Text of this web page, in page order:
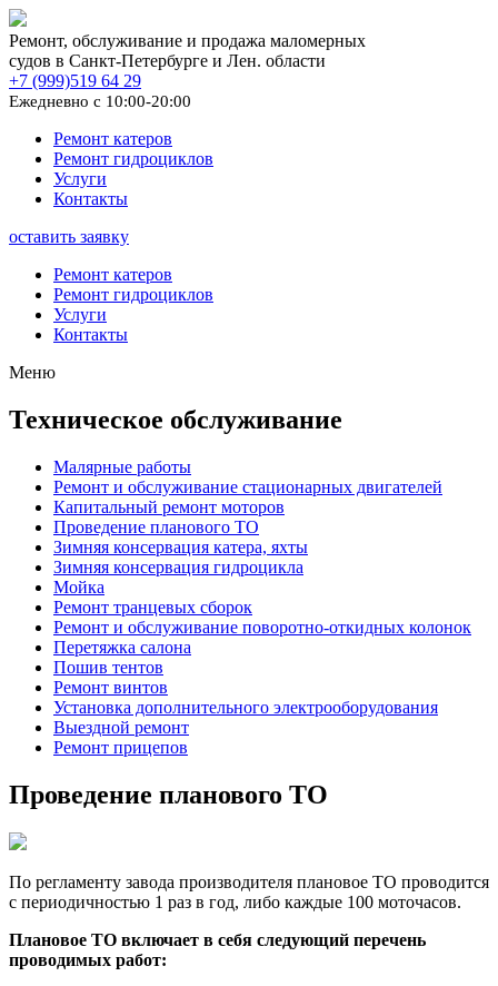
Ремонт, обслуживание и продажа маломерных
судов в Санкт-Петербурге и Лен. области
+7 (999)519 64 29
Ежедневно с 10:00-20:00
Ремонт катеров
Ремонт гидроциклов
Услуги
Контакты
оставить заявку
Ремонт катеров
Ремонт гидроциклов
Услуги
Контакты
Меню
Техническое обслуживание
Малярные работы
Ремонт и обслуживание стационарных двигателей
Капитальный ремонт моторов
Проведение планового ТО
Зимняя консервация катера, яхты
Зимняя консервация гидроцикла
Мойка
Ремонт транцевых сборок
Ремонт и обслуживание поворотно-откидных колонок
Перетяжка салона
Пошив тентов
Ремонт винтов
Установка дополнительного электрооборудования
Выездной ремонт
Ремонт прицепов
Проведение планового ТО
По регламенту завода производителя плановое ТО проводится
с периодичностью 1 раз в год, либо каждые 100 моточасов.
Плановое ТО включает в себя следующий перечень
проводимых работ: